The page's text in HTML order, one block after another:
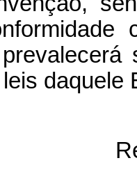
daquele